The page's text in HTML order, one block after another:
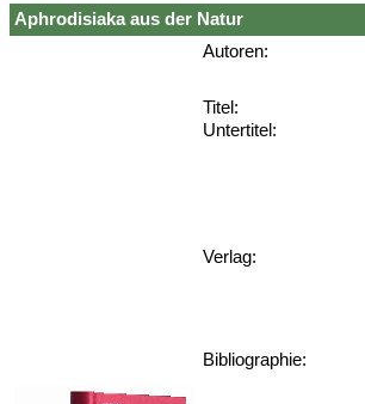
Aphrodisiaka aus der Natur
Autoren:
Titel:
Untertitel:
Verlag:
Bibliographie: